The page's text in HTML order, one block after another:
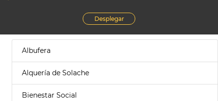
Desplegar
Albufera
Alquería de Solache
Bienestar Social